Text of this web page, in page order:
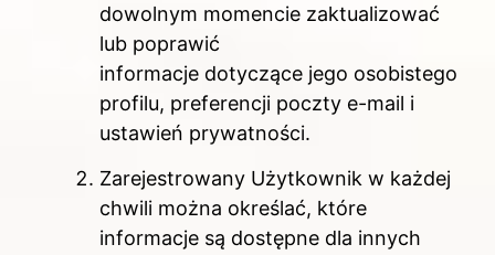
dowolnym momencie zaktualizować
lub poprawić
informacje dotyczące jego osobistego
profilu, preferencji poczty e-mail i
ustawień prywatności.
Zarejestrowany Użytkownik w każdej
chwili można określać, które
informacje są dostępne dla innych